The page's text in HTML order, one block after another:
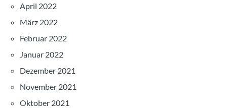
April 2022
März 2022
Februar 2022
Januar 2022
Dezember 2021
November 2021
Oktober 2021